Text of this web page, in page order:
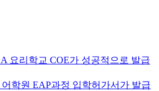
요리학교 COE가 성공적으로 발급
학원 EAP과정 입학허가서가 발급